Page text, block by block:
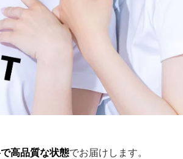
高品質な状態でお届けします。